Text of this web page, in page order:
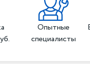
Опытные
специалисты